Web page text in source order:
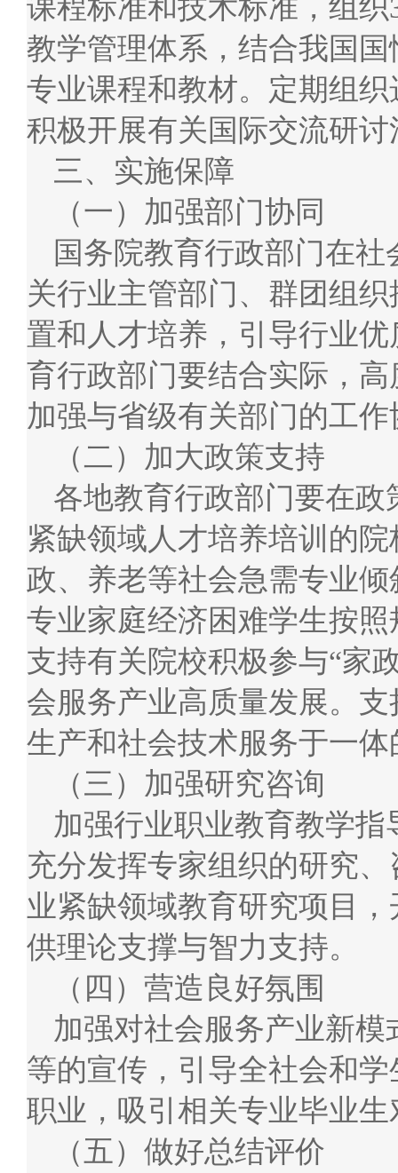
课程标准和技术标准，组
教学管理体系，结合我国
专业课程和教材。定期组
积极开展有关国际交流研讨
三、实施保障
（一）加强部门协同
国务院教育行政部门在
关行业主管部门、群团组
置和人才培养，引导行业
育行政部门要结合实际，
加强与省级有关部门的工
（二）加大政策支持
各地教育行政部门要在
紧缺领域人才培养培训的
政、养老等社会急需专业
专业家庭经济困难学生按
支持有关院校积极参与“家
会服务产业高质量发展。
生产和社会技术服务于一
（三）加强研究咨询
加强行业职业教育教学
充分发挥专家组织的研究
业紧缺领域教育研究项目
供理论支撑与智力支持。
（四）营造良好氛围
加强对社会服务产业新
等的宣传，引导全社会和
职业，吸引相关专业毕业
（五）做好总结评价